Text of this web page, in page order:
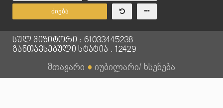
ძიება
სულ ვიზიტორი : 61033445238
განთავსებული სტატია : 12429
მთავარი ● იუბილარი/ ხსენება